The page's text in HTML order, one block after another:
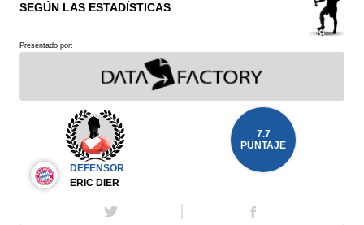
SEGÚN LAS ESTADÍSTICAS
Presentado por:
DEFENSOR
ERIC DIER
7.7
PUNTAJE